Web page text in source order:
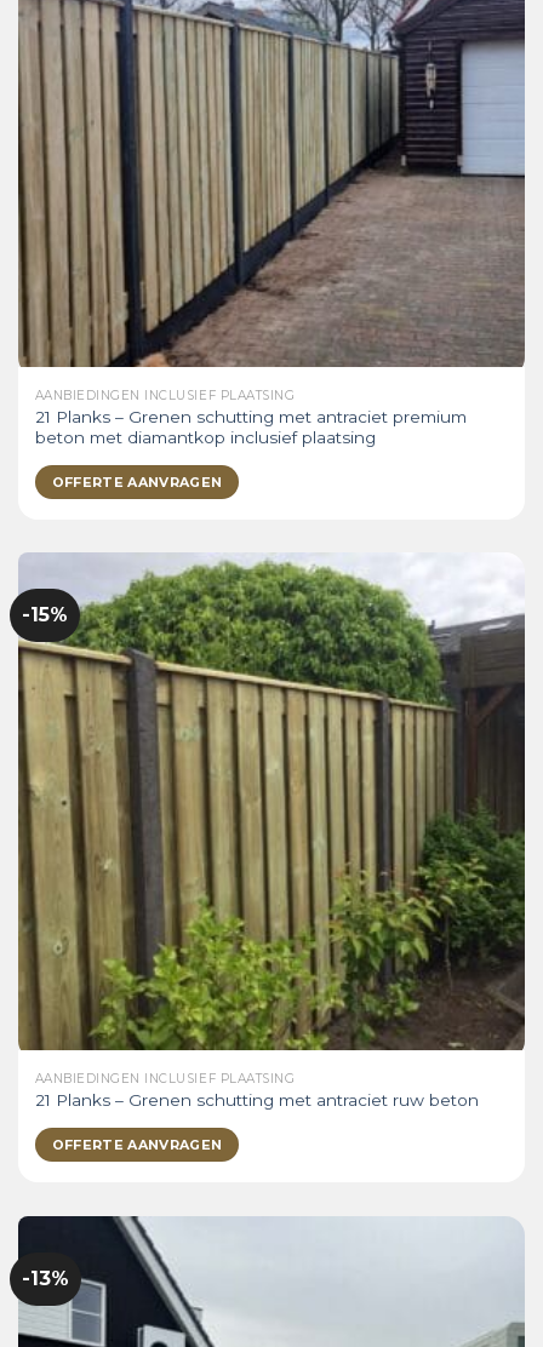
AANBIEDINGEN INCLUSIEF PLAATSING
21 Planks – Grenen schutting met antraciet premium
beton met diamantkop inclusief plaatsing
OFFERTE AANVRAGEN
-15%
AANBIEDINGEN INCLUSIEF PLAATSING
21 Planks – Grenen schutting met antraciet ruw beton
OFFERTE AANVRAGEN
-13%